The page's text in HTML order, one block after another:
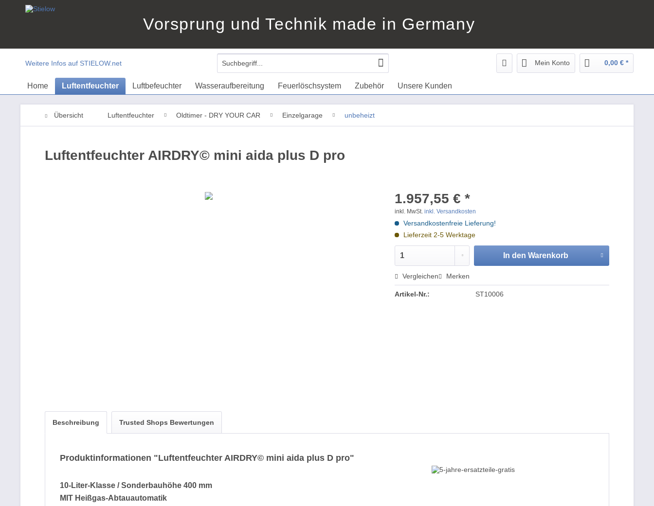
Vorsprung und Technik made in Germany
Weitere Infos auf STIELOW.net Mein Konto 0,00 € *
Home Luftentfeuchter Luftbefeuchter Wasseraufbereitung Feuerlöschsystem Zubehör Unsere Kunden
Übersicht Luftentfeuchter Oldtimer - DRY YOUR CAR Einzelgarage unbeheizt
Luftentfeuchter AIRDRY© mini aida plus D pro
1.957,55 € *
inkl. MwSt.inkl. Versandkosten
Versandkostenfreie Lieferung!
Lieferzeit 2-5 Werktage
In den Warenkorb
Vergleichen Merken
Artikel-Nr.: ST10006
Beschreibung Trusted Shops Bewertungen
Produktinformationen "Luftentfeuchter AIRDRY© mini aida plus D pro"
10-Liter-Klasse / Sonderbauhöhe 400 mm
MIT Heißgas-Abtauautomatik